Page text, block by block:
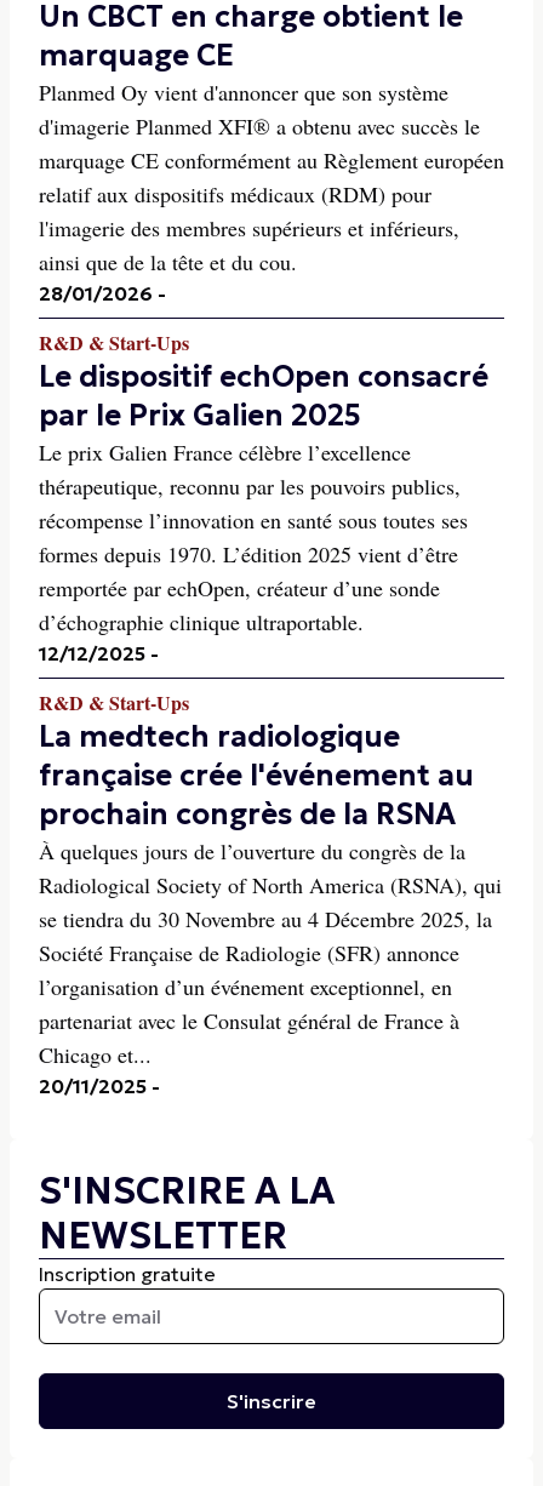
Un CBCT en charge obtient le
marquage CE
Planmed Oy vient d'annoncer que son système
d'imagerie Planmed XFI® a obtenu avec succès le
marquage CE conformément au Règlement européen
relatif aux dispositifs médicaux (RDM) pour
l'imagerie des membres supérieurs et inférieurs,
ainsi que de la tête et du cou.
28/01/2026 -
R&D & Start-Ups
Le dispositif echOpen consacré
par le Prix Galien 2025
Le prix Galien France célèbre l’excellence
thérapeutique, reconnu par les pouvoirs publics,
récompense l’innovation en santé sous toutes ses
formes depuis 1970. L’édition 2025 vient d’être
remportée par echOpen, créateur d’une sonde
d’échographie clinique ultraportable.
12/12/2025 -
R&D & Start-Ups
La medtech radiologique
française crée l'événement au
prochain congrès de la RSNA
À quelques jours de l’ouverture du congrès de la
Radiological Society of North America (RSNA), qui
se tiendra du 30 Novembre au 4 Décembre 2025, la
Société Française de Radiologie (SFR) annonce
l’organisation d’un événement exceptionnel, en
partenariat avec le Consulat général de France à
Chicago et...
20/11/2025 -
S'INSCRIRE A LA
NEWSLETTER
Inscription gratuite
S'inscrire